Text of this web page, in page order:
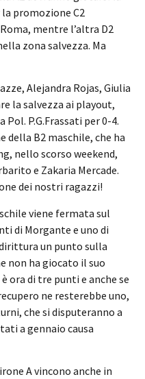
promozione C2
mentre l’altra D2
zona salvezza. Ma
Alejandra Rojas, Giulia
la salvezza ai playout,
P.G.Frassati per 0-4.
della B2 maschile, che ha
nello scorso weekend,
e Zakaria Mercade.
dei nostri ragazzi!
viene fermata sul
di Morgante e uno di
un punto sulla
non ha giocato il suo
ora di tre punti e anche se
ne resterebbe uno,
che si disputeranno a
a gennaio causa
A vincono anche in